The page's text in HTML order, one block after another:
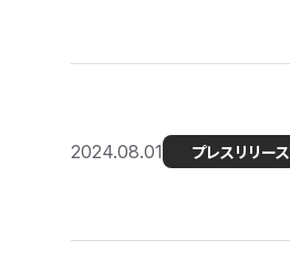
2024.08.01 プレスリリース